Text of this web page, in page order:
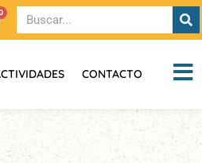
CONTACTO